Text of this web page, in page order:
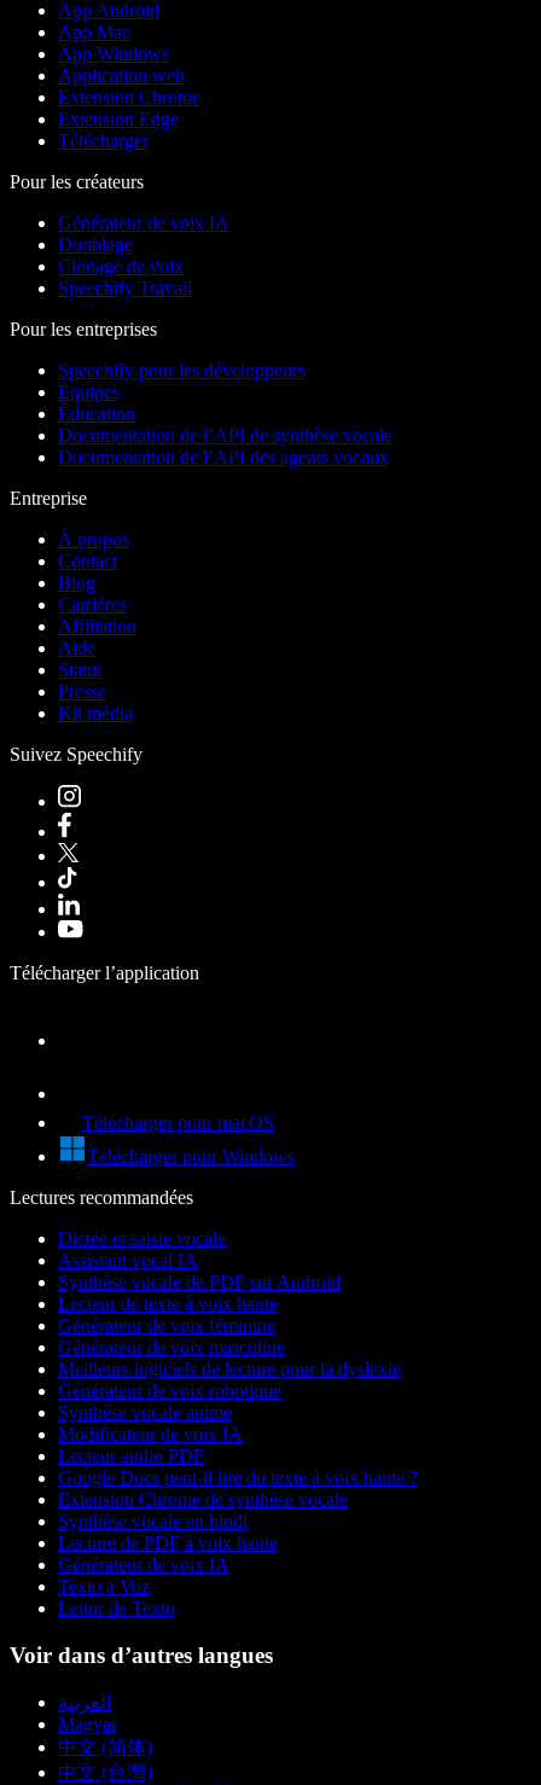
App Android
App Mac
App Windows
Application web
Extension Chrome
Extension Edge
Télécharger
Pour les créateurs
Générateur de voix IA
Doublage
Clonage de voix
Speechify Travail
Pour les entreprises
Speechify pour les développeurs
Équipes
Éducation
Documentation de l’API de synthèse vocale
Documentation de l’API des agents vocaux
Entreprise
À propos
Contact
Blog
Carrières
Affiliation
Aide
Statut
Presse
Kit média
Suivez Speechify
Télécharger l’application
Télécharger pour macOS
Télécharger pour Windows
Lectures recommandées
Dictée et saisie vocale
Assistant vocal IA
Synthèse vocale de PDF sur Android
Lecteur de texte à voix haute
Générateur de voix féminine
Générateur de voix masculine
Meilleurs logiciels de lecture pour la dyslexie
Générateur de voix robotique
Synthèse vocale anime
Modificateur de voix IA
Lecteur audio PDF
Google Docs peut-il lire du texte à voix haute ?
Extension Chrome de synthèse vocale
Synthèse vocale en hindi
Lecture de PDF à voix haute
Générateur de voix IA
Texto a Voz
Leitor de Texto
Voir dans d’autres langues
العربية
Magyar
中文 (简体)
中文 (台灣)